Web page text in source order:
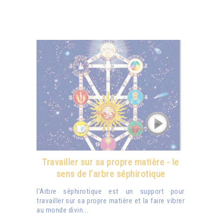
Travailler sur sa propre matière - le
sens de l'arbre séphirotique
l'Arbre séphirotique est un support pour
travailler sur sa propre matière et la faire vibrer
au monde divin...